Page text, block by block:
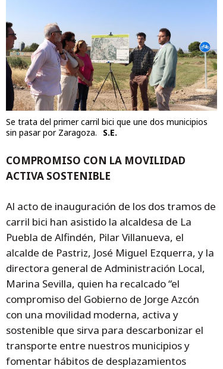
Se trata del primer carril bici que une dos municipios
sin pasar por Zaragoza.
S.E.
COMPROMISO CON LA MOVILIDAD
ACTIVA SOSTENIBLE
Al acto de inauguración de los dos tramos de
carril bici han asistido la alcaldesa de La
Puebla de Alfindén, Pilar Villanueva, el
alcalde de Pastriz, José Miguel Ezquerra, y la
directora general de Administración Local,
Marina Sevilla, quien ha recalcado “el
compromiso del Gobierno de Jorge Azcón
con una movilidad moderna, activa y
sostenible que sirva para descarbonizar el
transporte entre nuestros municipios y
fomentar hábitos de desplazamientos